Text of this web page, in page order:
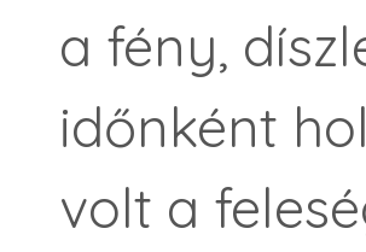
a fény,
időnként
volt a